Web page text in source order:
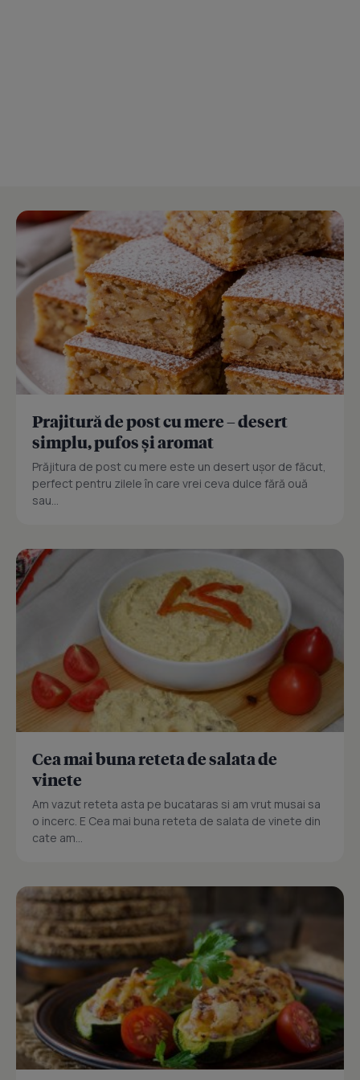
Prajitură de post cu mere – desert
simplu, pufos și aromat
Prăjitura de post cu mere este un desert ușor de făcut,
perfect pentru zilele în care vrei ceva dulce fără ouă
sau...
Cea mai buna reteta de salata de
vinete
Am vazut reteta asta pe bucataras si am vrut musai sa
o incerc. E Cea mai buna reteta de salata de vinete din
cate am...